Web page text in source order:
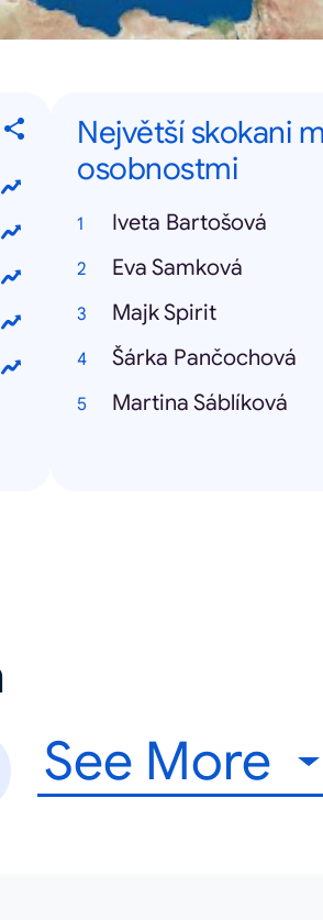
Největší skokani
osobnostmi
Iveta Bartošová
Eva Samková
Majk Spirit
Šárka Pančochová
Martina Sáblíková
See More